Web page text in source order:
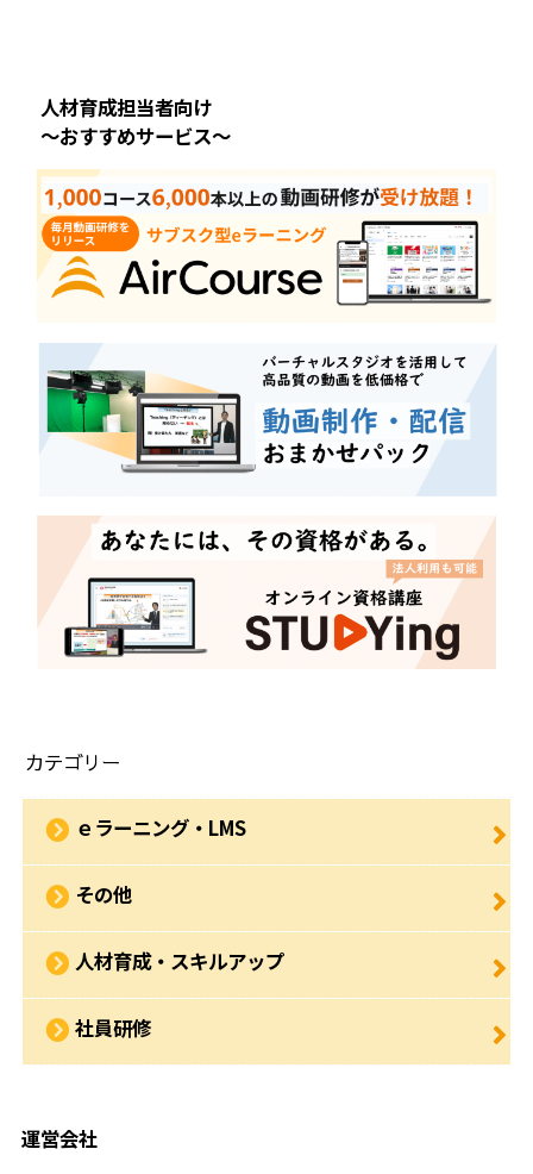
人材育成担当者向け
～おすすめサービス～
カテゴリー
ｅラーニング・LMS
その他
人材育成・スキルアップ
社員研修
運営会社